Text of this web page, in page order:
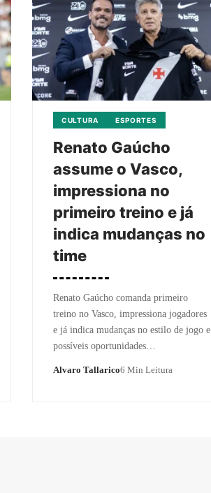
CULTURA ESPORTES
Renato Gaúcho
assume o Vasco,
impressiona no
primeiro treino e já
indica mudanças no
time
Renato Gaúcho comanda primeiro
treino no Vasco, impressiona jogadores
e já indica mudanças no estilo de jogo e
possíveis oportunidades…
Alvaro Tallarico6 Min Leitura